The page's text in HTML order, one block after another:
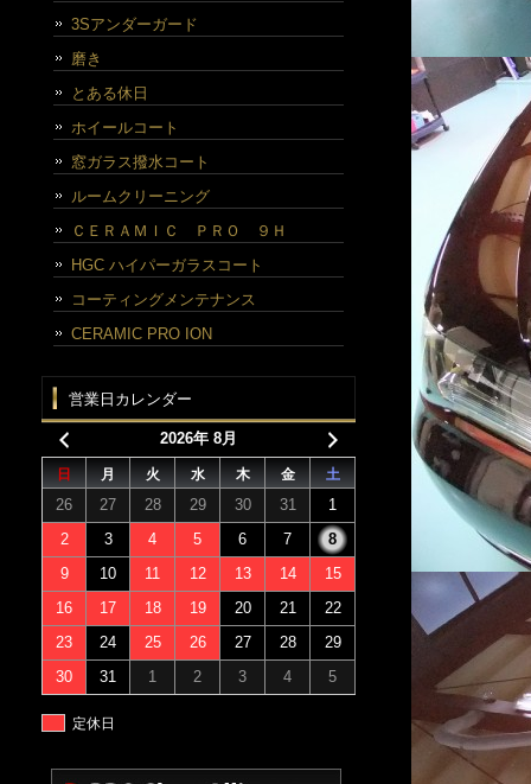
3Sアンダーガード
磨き
とある休日
ホイールコート
窓ガラス撥水コート
ルームクリーニング
ＣＥＲＡＭＩＣ ＰＲＯ ９Ｈ
HGC ハイパーガラスコート
コーティングメンテナンス
CERAMIC PRO ION
営業日カレンダー
2026年 8月
日 月 火 水 木 金 土
26 27 28 29 30 31
1
2
3 4 5 6 7
8
9
10 11 12 13 14
15
16
17 18 19 20 21
22
23
24 25 26 27 28
29
30
31 1 2 3 4 5
定休日